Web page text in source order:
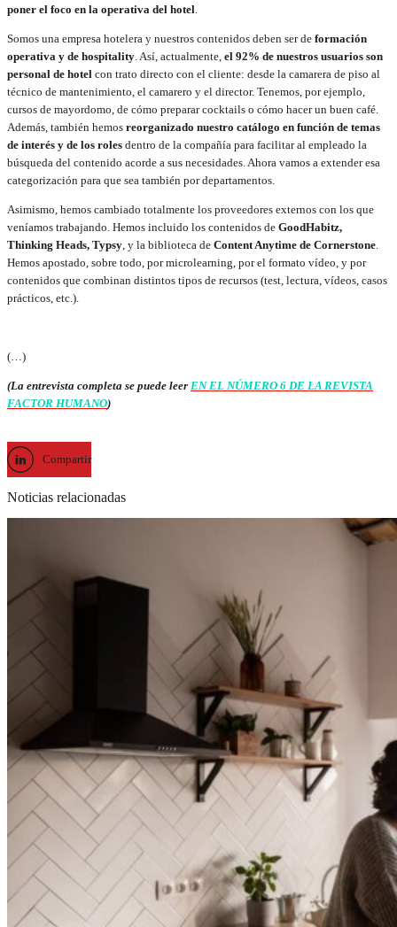
poner el foco en la operativa del hotel.
Somos una empresa hotelera y nuestros contenidos deben ser de formación
operativa y de hospitality. Así, actualmente, el 92% de nuestros usuarios son
personal de hotel con trato directo con el cliente: desde la camarera de piso al
técnico de mantenimiento, el camarero y el director. Tenemos, por ejemplo,
cursos de mayordomo, de cómo preparar cocktails o cómo hacer un buen café.
Además, también hemos reorganizado nuestro catálogo en función de temas
de interés y de los roles dentro de la compañía para facilitar al empleado la
búsqueda del contenido acorde a sus necesidades. Ahora vamos a extender esa
categorización para que sea también por departamentos.
Asimismo, hemos cambiado totalmente los proveedores externos con los que
veníamos trabajando. Hemos incluido los contenidos de GoodHabitz,
Thinking Heads, Typsy , y la biblioteca de Content Anytime de Cornerstone
Hemos apostado, sobre todo, por microlearning, por el formato vídeo, y por
contenidos que combinan distintos tipos de recursos (test, lectura, vídeos, casos
prácticos, etc.).
(…)
(La entrevista completa se puede leer EN EL NÚMERO 6 DE LA REVISTA
FACTOR HUMANO)
Compartir
Noticias relacionadas